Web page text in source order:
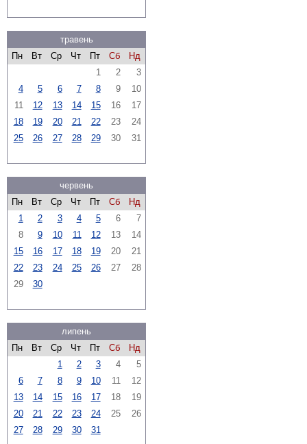
травень
Пн
Вт Ср Чт Пт Сб
Нд
1
2
3
4
5 6 7 8 9
10
11
12 13 14 15 16
17
18
19 20 21 22 23
24
25
26 27 28 29 30 31
червень
Пн
Вт Ср Чт Пт Сб
Нд
1
2 3 4 5 6
7
8
9 10 11 12 13
14
15
16 17 18 19 20
21
22
23 24 25 26 27
28
29
30
липень
Пн
Вт Ср Чт Пт Сб
Нд
1
2 3 4
5
6
7 8 9 10 11
12
13
14 15 16 17 18
19
20
21 22 23 24 25
26
27
28 29 30 31